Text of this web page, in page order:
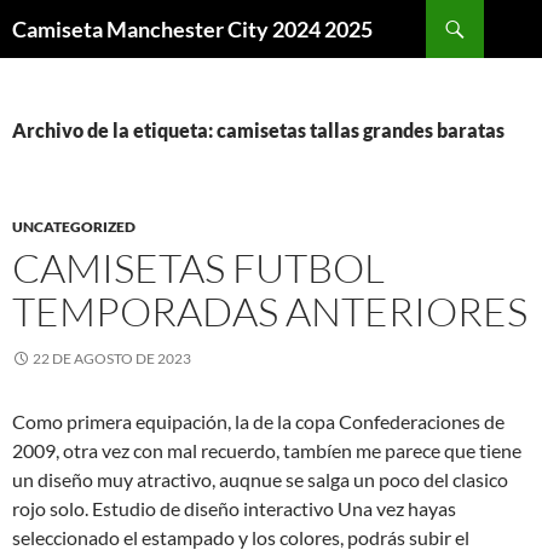
Camiseta Manchester City 2024 2025
Archivo de la etiqueta: camisetas tallas grandes baratas
UNCATEGORIZED
CAMISETAS FUTBOL
TEMPORADAS ANTERIORES
22 DE AGOSTO DE 2023
Como primera equipación, la de la copa Confederaciones de
2009, otra vez con mal recuerdo, tambíen me parece que tiene
un diseño muy atractivo, auqnue se salga un poco del clasico
rojo solo. Estudio de diseño interactivo Una vez hayas
seleccionado el estampado y los colores, podrás subir el